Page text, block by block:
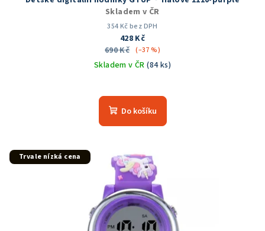
Skladem v ČR
354 Kč bez DPH
428 Kč
690 Kč (–37 %)
Skladem v ČR(84 ks)
Do košíku
Trvale nízká cena